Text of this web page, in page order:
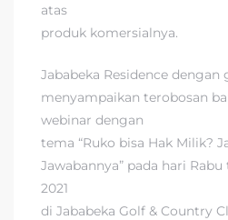
atas
produk komersialnya.
Jababeka Residence dengan
menyampaikan terobosan
webinar dengan
tema “Ruko bisa Hak Milik?
Jawabannya” pada hari
2021
di Jababeka Golf & Country